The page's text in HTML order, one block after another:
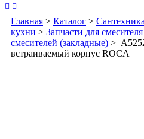
 
Главная > Каталог > Сантехника
кухни > Запчасти для смесителя
смесителей (закладные) >
встраиваемый корпус ROCA